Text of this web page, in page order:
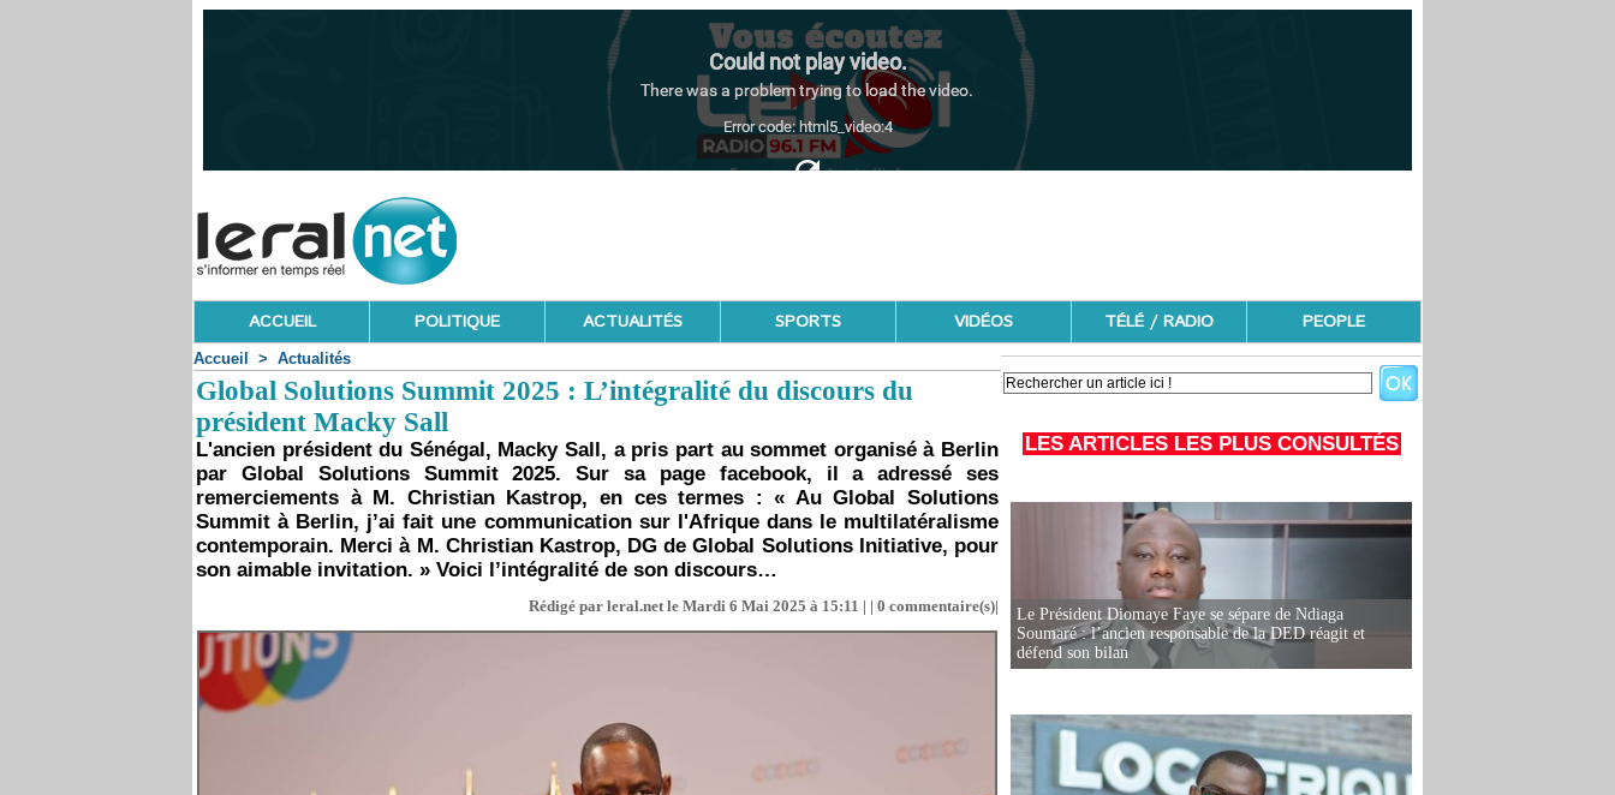
ACCUEIL POLITIQUE ACTUALITÉS SPORTS VIDÉOS TÉLÉ / RADIO PEOPLE
Accueil > Actualités
Global Solutions Summit 2025 : L’intégralité du discours du
président Macky Sall
L'ancien président du Sénégal, Macky Sall, a pris part au sommet organisé à Berlin
par Global Solutions Summit 2025. Sur sa page facebook, il a adressé ses
remerciements à M. Christian Kastrop, en ces termes : « Au Global Solutions
Summit à Berlin, j’ai fait une communication sur l'Afrique dans le multilatéralisme
contemporain. Merci à M. Christian Kastrop, DG de Global Solutions Initiative, pour
son aimable invitation. » Voici l’intégralité de son discours…
Rédigé par leral.net le Mardi 6 Mai 2025 à 15:11 | | 0 commentaire(s)|
LES ARTICLES LES PLUS CONSULTÉS
Le Président Diomaye Faye se sépare de Ndiaga
Soumaré : l’ancien responsable de la DED réagit et
défend son bilan